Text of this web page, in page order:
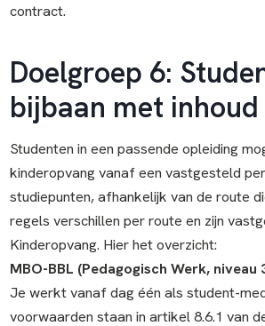
contract.
Doelgroep 6:
bijbaan met inhoud
Studenten in een passende opleiding
kinderopvang vanaf een vastgesteld
studiepunten, afhankelijk van de route
regels verschillen per route en zijn
Kinderopvang. Hier het overzicht:
MBO-BBL (Pedagogisch Werk, niveau
Je werkt vanaf dag één als student-
voorwaarden staan in artikel 8.6.1 van